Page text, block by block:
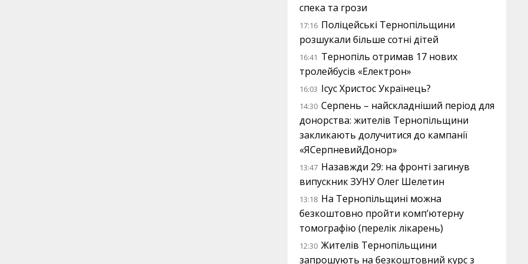
спека та грози
17:16 Поліцейські Тернопільщини
розшукали більше сотні дітей
16:41 Тернопіль отримав 17 нових
тролейбусів «Електрон»
16:03 Ісус Христос Українець?
14:30 Серпень – найскладніший період для
донорства: жителів Тернопільщини
закликають долучитися до кампанії
«ЯСерпневийДонор»
13:47 Назавжди 29: на фронті загинув
випускник ЗУНУ Олег Шелетин
13:18 На Тернопільщині можна
безкоштовно пройти комп’ютерну
томографію (перелік лікарень)
12:30 Жителів Тернопільщини
запрошують на безкоштовний курс з